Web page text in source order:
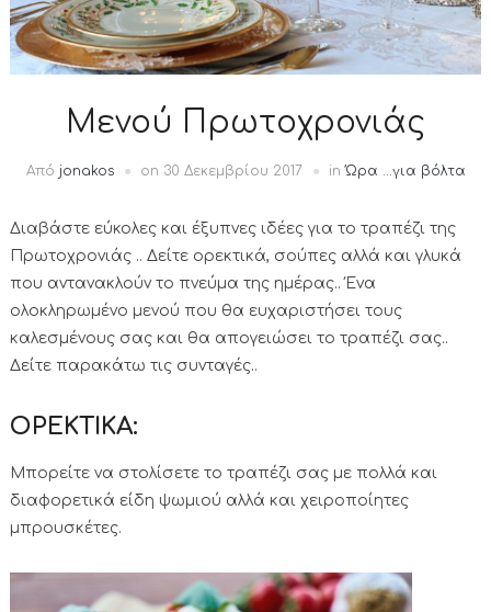
Μενού Πρωτοχρονιάς
Από jonakos on 30 Δεκεμβρίου 2017 inΏρα ...για βόλτα
Διαβάστε εύκολες και έξυπνες ιδέες για το τραπέζι της
Πρωτοχρονιάς .. Δείτε ορεκτικά, σούπες αλλά και γλυκά
που αντανακλούν το πνεύμα της ημέρας.. Ένα
ολοκληρωμένο μενού που θα ευχαριστήσει τους
καλεσμένους σας και θα απογειώσει το τραπέζι σας..
Δείτε παρακάτω τις συνταγές..
ΟΡΕΚΤΙΚΑ:
Μπορείτε να στολίσετε το τραπέζι σας με πολλά και
διαφορετικά είδη ψωμιού αλλά και χειροποίητες
μπρουσκέτες.